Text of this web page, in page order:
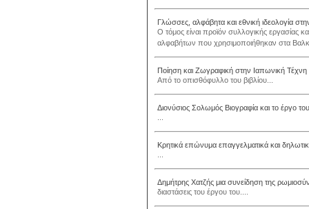
Γλώσσες, αλφάβητα και εθνική ιδεολογία
Ο τόμος είναι προϊόν συλλογικής εργασίας
αλφαβήτων που χρησιμοποιήθηκαν στα
Ποίηση και Ζωγραφική στην Ιαπωνική Τέχνη
Από το οπισθόφυλλο του βιβλίου...
Διονύσιος Σολωμός Βιογραφία και το έργο του
Κρητικά επώνυμα επαγγελματικά και
Δημήτρης Χατζής μια συνείδηση της
διαστάσεις του έργου του....